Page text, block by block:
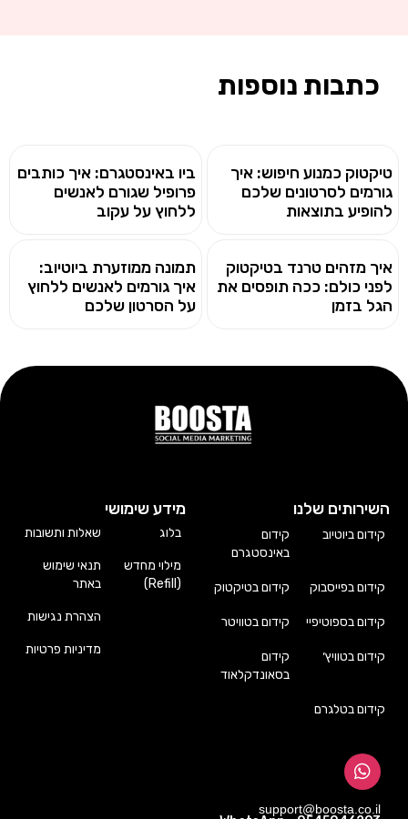
כתבות נוספות
טיקטוק כמנוע חיפוש: איך
גורמים לסרטונים שלכם
להופיע בתוצאות
ביו באינסטגרם: איך כותבים
פרופיל שגורם לאנשים
ללחוץ על עקוב
איך מזהים טרנד בטיקטוק
לפני כולם: ככה תופסים את
הגל בזמן
תמונה ממוזערת ביוטיוב:
איך גורמים לאנשים ללחוץ
על הסרטון שלכם
השירותים שלנו
קידום ביוטיוב
קידום
באינסטגרם
קידום בפייסבוק קידום בטיקטוק
קידום בספוטיפיי קידום בטוויטר
קידום בטוויץ׳
קידום
בסאונדקלאוד
קידום בטלגרם
מידע שימושי
בלוג
מילוי מחדש
(Refill)
שאלות ותשובות
תנאי שימוש
באתר
הצהרת נגישות
מדיניות פרטיות
support@boosta.co.il